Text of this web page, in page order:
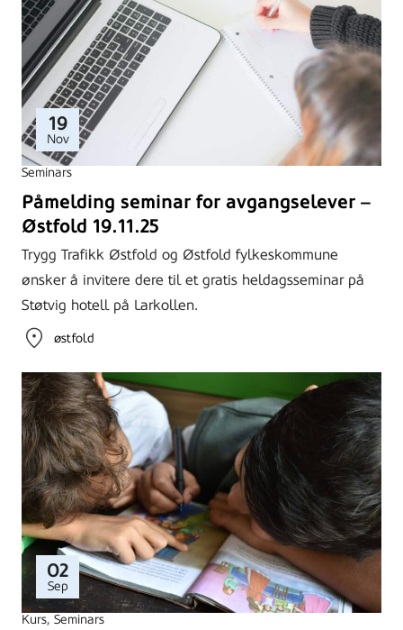
19
Nov
Seminars
Påmelding seminar for avgangselever –
Østfold 19.11.25
Trygg Trafikk Østfold og Østfold fylkeskommune
ønsker å invitere dere til et gratis heldagsseminar på
Støtvig hotell på Larkollen.
østfold
02
Sep
Kurs, Seminars